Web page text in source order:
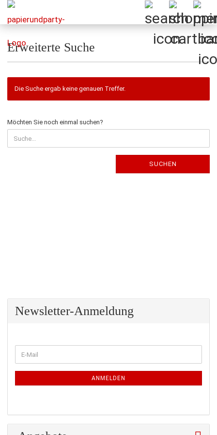
Erweiterte Suche
Die Suche ergab keine genauen Treffer.
MÖCHTEN
SIE
NOCH
EINMAL
Möchten Sie noch einmal suchen?
SUCHEN
Newsletter-Anmeldung
ZUR
E-
Mail
ANMELDEN